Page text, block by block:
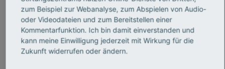
Forschung reden, sie begeistern für
das, was vielen Bürgern sonst nicht
zugänglich wäre. Sie sind die besten
Anwälte für die Sache der
zum Beispiel zur Webanalyse, zum Abspielen von Audio-
oder Videodateien und zum Bereitstellen einer
Kommentarfunktion. Ich bin damit einverstanden und
kann meine Einwilligung jederzeit mit Wirkung für die
Zukunft widerrufen oder ändern.